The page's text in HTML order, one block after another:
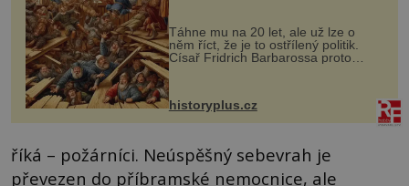
Táhne mu na 20 let, ale už lze o
něm říct, že je to ostřílený politik.
Císař Fridrich Barbarossa proto
posílá svého syna a dědice Jindřicha
VI. do Erfurtu, aby se stal
prostředníkem při řešení sporu m...
historyplus.cz
říká – požárníci. Neúspěšný sebevrah je
převezen do příbramské nemocnice, ale